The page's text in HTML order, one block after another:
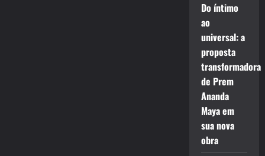
Do íntimo
ao
universal: a
proposta
transformadora
de Prem
Ananda
Maya em
sua nova
obra